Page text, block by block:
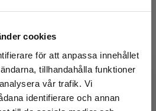
cookies
för att anpassa innehållet
tillhandahålla funktioner
vår trafik. Vi
identifierare och annan
fraktregion
I
Sigrid m.fl. (red.)